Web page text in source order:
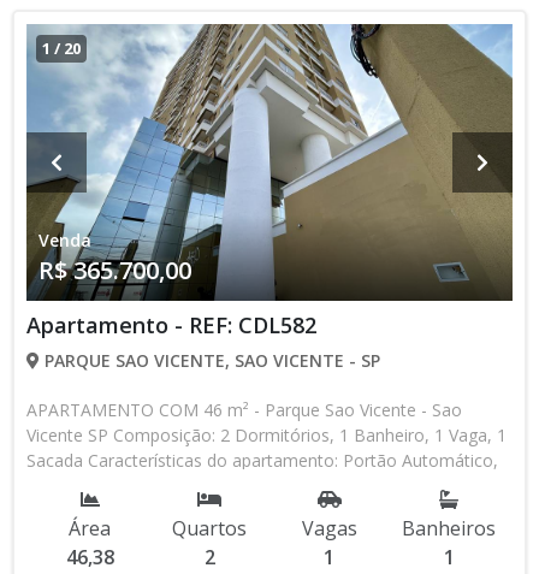
1 / 20
Venda
R$ 365.700,00
Apartamento - REF: CDL582
PARQUE SAO VICENTE, SAO VICENTE - SP
APARTAMENTO COM 46 m² - Parque Sao Vicente - Sao
Vicente SP Composição: 2 Dormitórios, 1 Banheiro, 1 Vaga, 1
Sacada Características do apartamento: Portão Automático,
Piscina, Salão de Jogos, Salão de Festas, Espaço Kids Aceita
Financiamento Bancário Lançamento, Pronto para Morar *
Os valores e disponibilidade podem ser alterados sem prévio
aviso. Favor verificar entrando em contato com nossa equipe
Área
46,38
Quartos
2
Vagas
1
Banheiros
1